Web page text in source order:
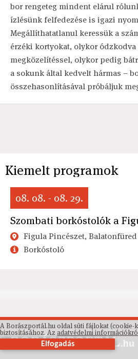
bor rengeteg mindent elárul
ízlésünk felfedezése is igazi
Megállíthatatlanul keressük a
érzéki kortyokat, olykor ódzkodva
megközelítéssel, olykor pedig
a sokunk által kedvelt hármas –
összehasonlításával próbáljuk
Kiemelt programok
08. 08. - 08. 29.
Szombati borkóstolók a
Figula Pincészet, Balatonfüred
Borkóstoló
A Borászportál.hu oldal süti fájlokat (cookie-
biztosításához. Az adatvédelmi
Elfogadás